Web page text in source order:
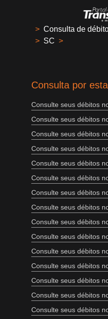
> Consulta de
> SC >
Consulta por
Consulte seus débitos
Consulte seus débitos
Consulte seus débitos
Consulte seus débitos
Consulte seus débitos
Consulte seus débitos
Consulte seus débitos
Consulte seus débitos
Consulte seus débitos
Consulte seus débitos
Consulte seus débitos
Consulte seus débitos
Consulte seus débitos
Consulte seus débitos
Consulte seus débitos